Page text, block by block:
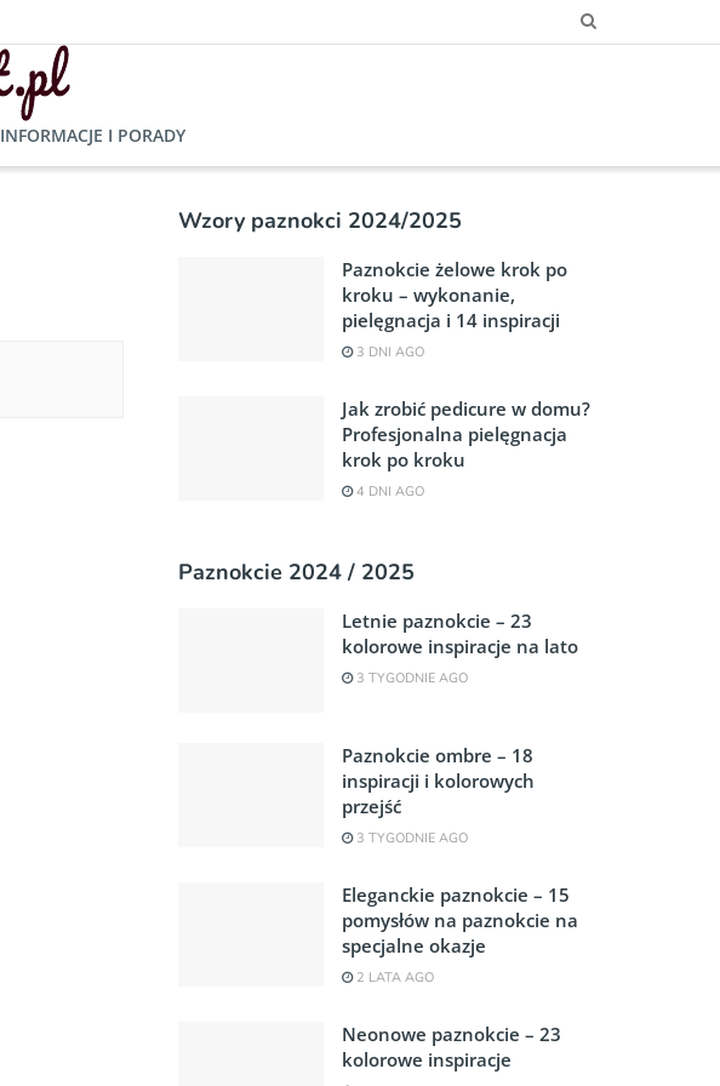
INFORMACJE I PORADY
Wzory paznokci 2024/2025
Paznokcie żelowe krok po
kroku – wykonanie,
pielęgnacja i 14 inspiracji
3 DNI AGO
Jak zrobić pedicure w domu?
Profesjonalna pielęgnacja
krok po kroku
4 DNI AGO
Paznokcie 2024 / 2025
Letnie paznokcie – 23
kolorowe inspiracje na lato
3 TYGODNIE AGO
Paznokcie ombre – 18
inspiracji i kolorowych
przejść
3 TYGODNIE AGO
Eleganckie paznokcie – 15
pomysłów na paznokcie na
specjalne okazje
2 LATA AGO
Neonowe paznokcie – 23
kolorowe inspiracje